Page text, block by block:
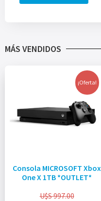
MÁS VENDIDOS
¡Oferta!
Consola MICROSOFT Xbox
One X 1TB *OUTLET*
U$S997.00